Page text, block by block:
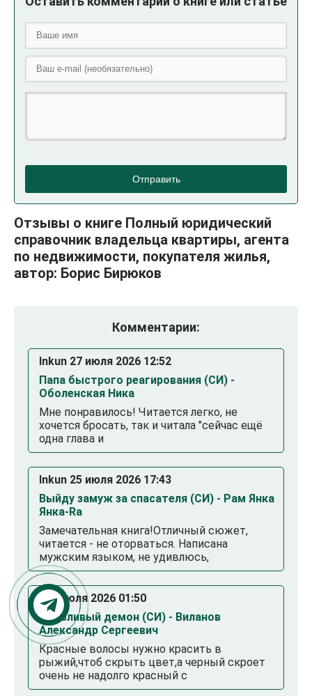
Отправить
Отзывы о книге Полный юридический
справочник владельца квартиры, агента
по недвижимости, покупателя жилья,
автор: Борис Бирюков
Комментарии:
Inkun 27 июля 2026 12:52
Папа быстрого реагирования (СИ) -
Оболенская Ника
Мне понравилось! Читается легко, не
хочется бросать, так и читала "сейчас ещё
одна глава и
Inkun 25 июля 2026 17:43
Выйду замуж за спасателя (СИ) - Рам Янка
Янка-Ra
Замечательная книга!Отличный сюжет,
читается - не оторваться. Написана
мужским языком, не удивлюсь,
. 23 июля 2026 01:50
Смазливый демон (СИ) - Виланов
Александр Сергеевич
Красные волосы нужно красить в
рыжий,чтоб скрыть цвет,а черный скроет
очень не надолго красный с